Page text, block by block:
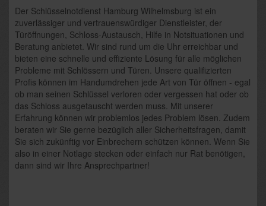
Der Schlüsselnotdienst Hamburg Wilhelmsburg ist ein
zuverlässiger und vertrauenswürdiger Dienstleister, der
Türöffnungen, Schloss-Austausch, Hilfe in Notsituationen und
Beratung anbietet. Wir sind rund um die Uhr erreichbar und
bieten eine schnelle und effiziente Lösung für alle möglichen
Probleme mit Schlössern und Türen. Unsere qualifizierten
Profis können im Handumdrehen jede Art von Tür öffnen - egal
ob man seinen Schlüssel verloren oder vergessen hat oder ob
das Schloss ausgetauscht werden muss. Mit unserer
Erfahrung können wir problemlos jedes Problem lösen. Zudem
beraten wir Sie gerne bezüglich aller Sicherheitsfragen, damit
Sie sich zukünftig vor Einbrechern schützen können. Wenn Sie
also in einer Notlage stecken oder einfach nur Rat benötigen,
dann sind wir Ihre Ansprechpartner!